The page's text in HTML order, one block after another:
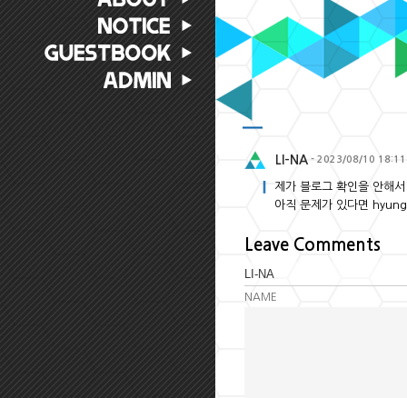
LI-NA - 2023/08/10 18:11
제가 블로그 확인을 안해
아직 문제가 있다면
Leave Comments
NAME